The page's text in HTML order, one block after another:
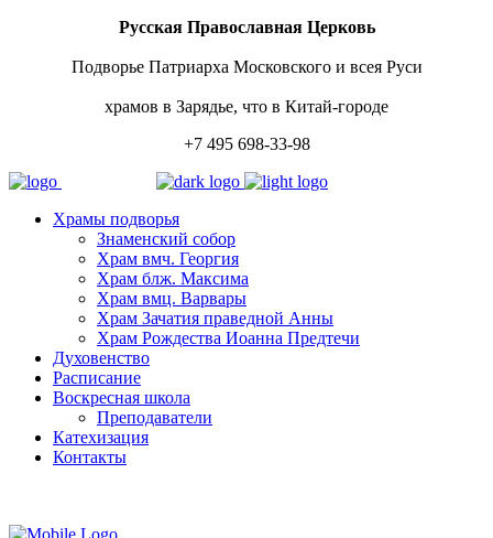
Русская Православная Церковь
Подворье Патриарха Московского и всея Руси
храмов в Зарядье, что в Китай-городе
+7 495 698-33-98
Храмы подворья
Знаменский собор
Храм вмч. Георгия
Храм блж. Максима
Храм вмц. Варвары
Храм Зачатия праведной Анны
Храм Рождества Иоанна Предтечи
Духовенство
Расписание
Воскресная школа
Преподаватели
Катехизация
Контакты